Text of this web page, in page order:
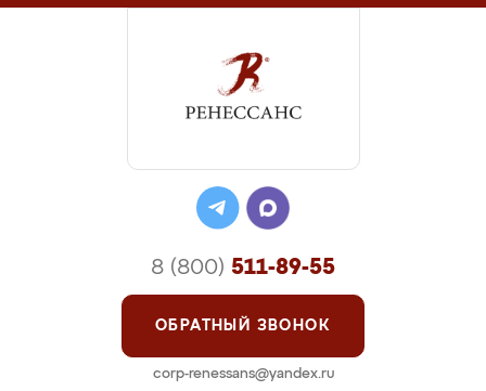
8 (800) 511-89-55
ОБРАТНЫЙ ЗВОНОК
corp-renessans@yandex.ru